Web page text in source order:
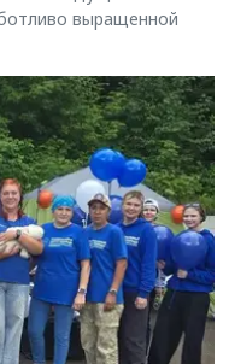
выращенной